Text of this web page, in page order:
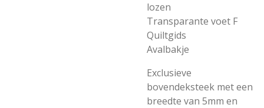
lozen
Transparante voet F
Quiltgids
Avalbakje
Exclusieve
bovendeksteek met een
breedte van 5mm en